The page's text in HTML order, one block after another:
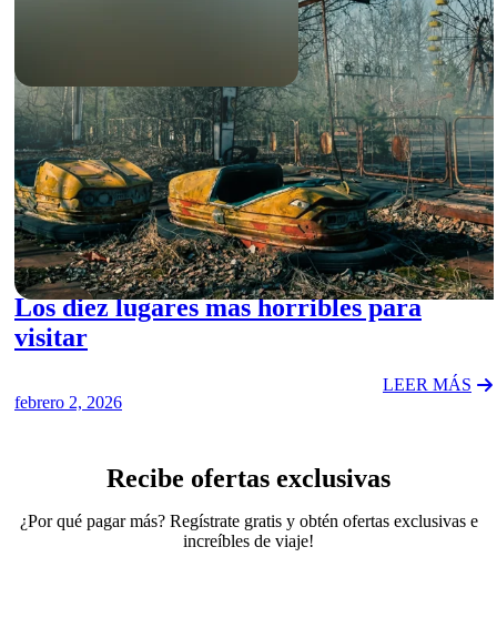
DESTINATIONS
Los diez lugares mas horribles para
visitar
febrero 2, 2026
LEER MÁS
Recibe ofertas exclusivas
¿Por qué pagar más? Regístrate gratis y obtén ofertas exclusivas e
increíbles de viaje!